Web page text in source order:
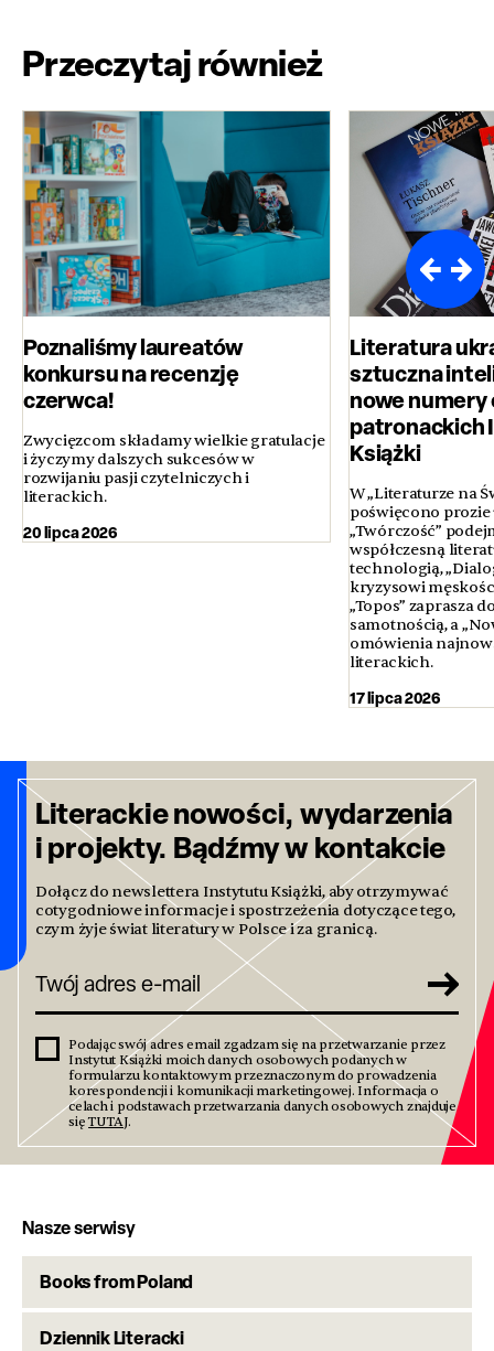
Przeczytaj również
Poznaliśmy laureatów
konkursu na recenzję
czerwca!
Zwycięzcom składamy wielkie gratulacje
i życzymy dalszych sukcesów w
rozwijaniu pasji czytelniczych i
literackich.
20 lipca 2026
Literatura
sztuczna
nowe
Książki
W „Literaturze na
poświęcono prozie
„Twórczość”
współczesną
technologią,
kryzysowi
„Topos” zaprasza
samotnością, a
omówienia
literackich.
17 lipca 2026
Literackie nowości, wydarzenia
i projekty. Bądźmy w kontakcie
Dołącz do newslettera Instytutu Książki, aby otrzymywać
cotygodniowe informacje i spostrzeżenia dotyczące tego,
czym żyje świat literatury w Polsce i za granicą.
Podając swój adres email zgadzam się na przetwarzanie przez
Instytut Książki moich danych osobowych podanych w
formularzu kontaktowym przeznaczonym do prowadzenia
korespondencji i komunikacji marketingowej. Informacja o
celach i podstawach przetwarzania danych osobowych znajduje
sięTUTAJ.
Nasze serwisy
Books from Poland
Dziennik Literacki